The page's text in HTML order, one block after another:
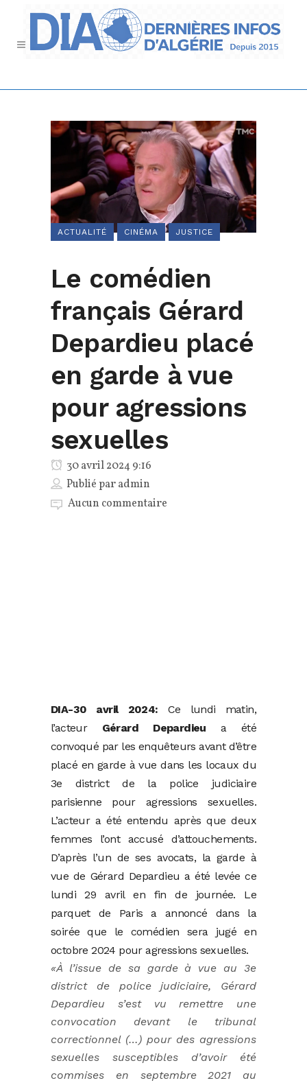
ACTUALITÉ CINÉMA JUSTICE
Le comédien
français Gérard
Depardieu placé
en garde à vue
pour agressions
sexuelles
30 avril 2024 9:16
Publié paradmin
Aucun commentaire
DIA-30 avril 2024: Ce lundi matin,
l’acteur Gérard Depardieu a été
convoqué par les enquêteurs avant d’être
placé en garde à vue dans les locaux du
3e district de la police judiciaire
parisienne pour agressions sexuelles.
L’acteur a été entendu après que deux
femmes l’ont accusé d’attouchements.
D’après l’un de ses avocats, la garde à
vue de Gérard Depardieu a été levée ce
lundi 29 avril en fin de journée. Le
parquet de Paris a annoncé dans la
soirée que le comédien sera jugé en
octobre 2024 pour agressions sexuelles.
«À l’issue de sa garde à vue au 3e
district de police judiciaire, Gérard
Depardieu s’est vu remettre une
convocation devant le tribunal
correctionnel (…) pour des agressions
sexuelles susceptibles d’avoir été
commises en septembre 2021 au